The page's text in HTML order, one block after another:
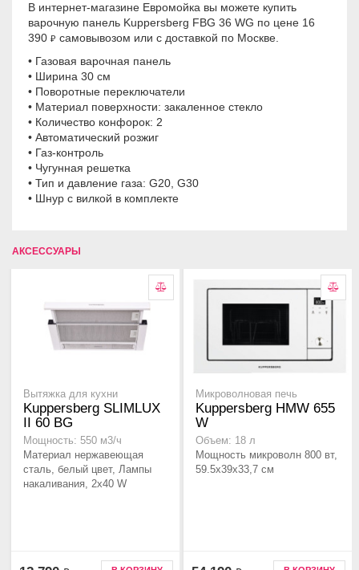
В интернет-магазине Евромойка вы можете купить
варочную панель Kuppersberg FBG 36 WG по цене 16
390 ₽ самовывозом или с доставкой по Москве.
• Газовая варочная панель
• Ширина 30 см
• Поворотные переключатели
• Материал поверхности: закаленное стекло
• Количество конфорок: 2
• Автоматический розжиг
• Газ-контроль
• Чугунная решетка
• Тип и давление газа: G20, G30
• Шнур с вилкой в комплекте
АКСЕССУАРЫ
Вытяжка для кухни
Kuppersberg SLIMLUX
II 60 BG
Мощность: 550 м3/ч
Материал нержавеющая
сталь, белый цвет, Лампы
накаливания, 2x40 W
Микроволновая печь
Kuppersberg HMW 655
W
Объем: 18 л
Мощность микроволн 800 вт,
59.5x39x33,7 см